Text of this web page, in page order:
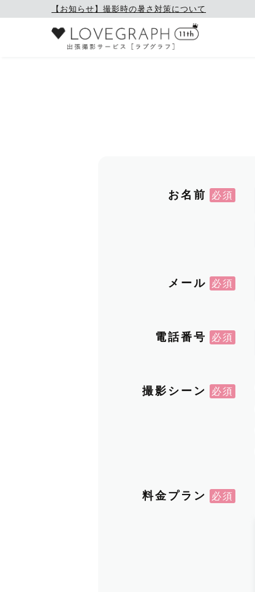
【お知らせ】撮影時の暑さ対策について
お名前
メール
電話番号
撮影シーン
料金プラン